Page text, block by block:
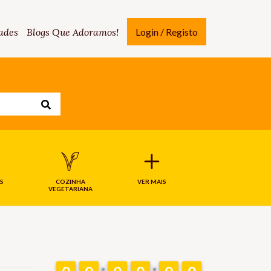
Blogs Que Adoramos! Login / Registo
COZINHA
VEGETARIANA
VER MAIS